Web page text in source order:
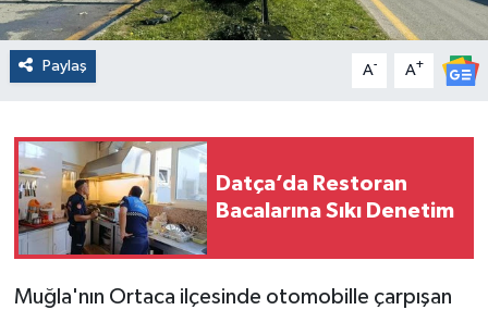
Paylaş A- A+
Datça’da Restoran
Bacalarına Sıkı Denetim
Muğla'nın Ortaca ilçesinde otomobille çarpışan